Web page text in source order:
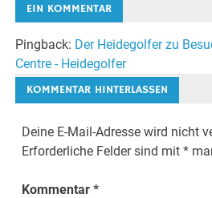
EIN KOMMENTAR
Pingback: Der Heidegolfer zu
Centre - Heidegolfer
KOMMENTAR HINTERLASSEN
Deine E-Mail-Adresse wird nicht
Erforderliche Felder sind mit*
Kommentar*